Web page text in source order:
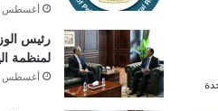
أغسطس 6, 2026
رئيس
لمنظمة
أغسطس 6, 2026